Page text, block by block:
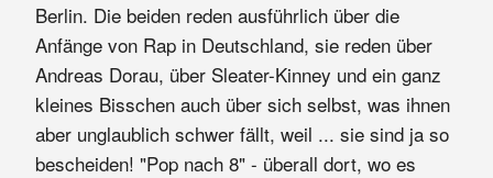
Berlin. Die beiden reden ausführlich über die
Anfänge von Rap in Deutschland, sie reden über
Andreas Dorau, über Sleater-Kinney und ein ganz
kleines Bisschen auch über sich selbst, was ihnen
aber unglaublich schwer fällt, weil ... sie sind ja so
bescheiden! "Pop nach 8" - überall dort, wo es